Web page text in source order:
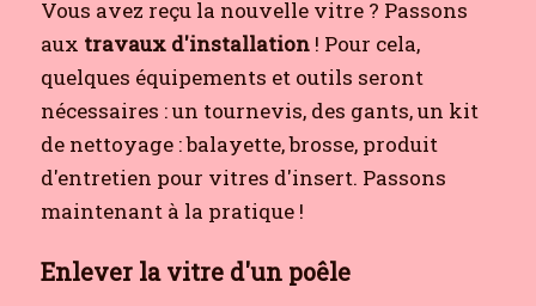
Vous avez reçu la nouvelle vitre ? Passons
aux travaux d'installation ! Pour cela,
quelques équipements et outils seront
nécessaires : un tournevis, des gants, un kit
de nettoyage : balayette, brosse, produit
d'entretien pour vitres d'insert. Passons
maintenant à la pratique !
Enlever la vitre d'un poêle